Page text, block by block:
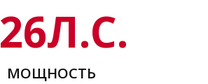
26Л.С.
МОЩНОСТЬ